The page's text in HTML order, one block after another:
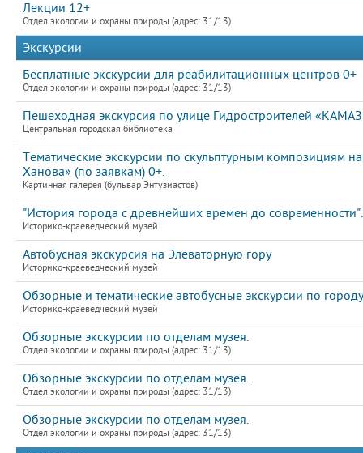
Лекции 12+
Отдел экологии и охраны природы (адрес: 31/13)
Экскурсии
Бесплатные экскурсии для реабилитационных центров 0+
Отдел экологии и охраны природы (адрес: 31/13)
Пешеходная экскурсия по улице Гидростроителей
Центральная городская библиотека
Тематические экскурсии по скульптурным композициям
Ханова» (по заявкам) 0+.
Картинная галерея (бульвар Энтузиастов)
"История города с древнейших времен до современности".
Историко-краеведческий музей
Автобусная экскурсия на Элеваторную гору
Историко-краеведческий музей
Обзорные и тематические автобусные экскурсии по городу
Историко-краеведческий музей
Обзорные экскурсии по отделам музея.
Отдел экологии и охраны природы (адрес: 31/13)
Обзорные экскурсии по отделам музея.
Отдел экологии и охраны природы (адрес: 31/13)
Обзорные экскурсии по отделам музея.
Отдел экологии и охраны природы (адрес: 31/13)